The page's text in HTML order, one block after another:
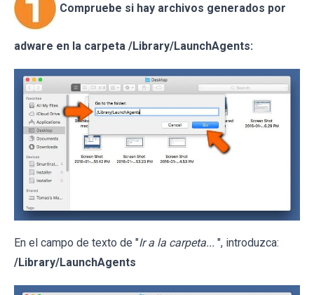
Compruebe si hay archivos generados por
adware en la carpeta /Library/LaunchAgents:
En el campo de texto de "Ir a la carpeta... ", introduzca:
/Library/LaunchAgents